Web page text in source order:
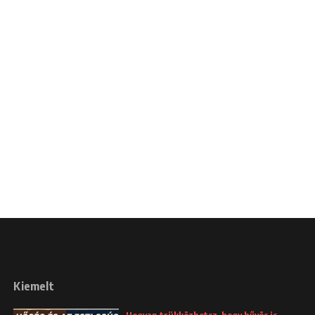
Kiemelt